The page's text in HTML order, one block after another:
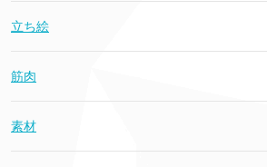
立ち絵
筋肉
素材